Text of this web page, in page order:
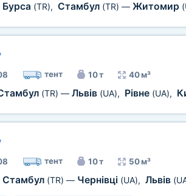
Бурса (TR), Стамбул (TR) — Житомир
тент 10 т 40 м³
(TR) — Львів (UA), Рівне (UA),
тент 10 т 50 м³
Стамбул (TR) — Чернівці (UA), Львів